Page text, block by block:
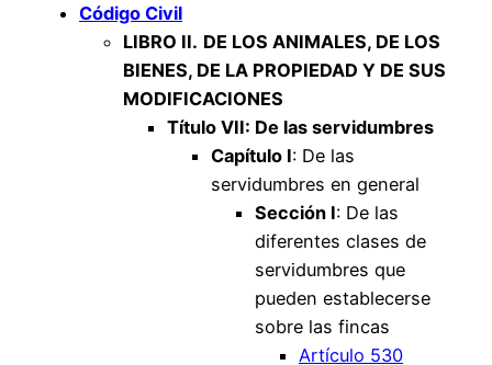
Código Civil
LIBRO II. DE LOS ANIMALES, DE LOS
BIENES, DE LA PROPIEDAD Y DE SUS
MODIFICACIONES
Título VII: De las servidumbres
Capítulo I: De las
servidumbres en general
Sección I: De las
diferentes clases de
servidumbres que
pueden establecerse
sobre las fincas
Artículo 530